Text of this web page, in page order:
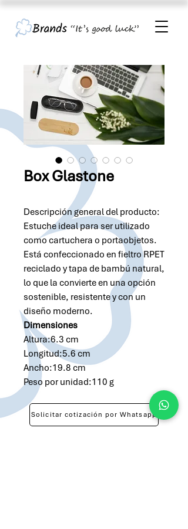
Box Glastone
Descripción general del producto:
Estuche ideal para ser utilizado
como cartuchera o portaobjetos.
Está confeccionado en fieltro RPET
reciclado y tapa de bambú natural,
lo que la convierte en una opción
sostenible, resistente y con un
diseño moderno.
Dimensiones
Altura:6.3 cm
Longitud:5.6 cm
Ancho:19.8 cm
Peso por unidad:110 g
Solicitar cotización por Whatsapp